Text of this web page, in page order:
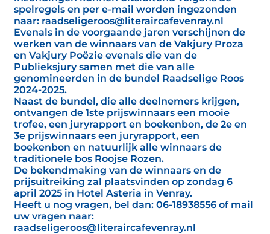
spelregels en per e-mail worden ingezonden
naar: raadseligeroos@literaircafevenray.nl
Evenals in de voorgaande jaren verschijnen de
werken van de winnaars van de Vakjury Proza
en Vakjury Poëzie evenals die van de
Publieksjury samen met die van alle
genomineerden in de bundel Raadselige Roos
2024-2025.
Naast de bundel, die alle deelnemers krijgen,
ontvangen de 1ste prijswinnaars een mooie
trofee, een juryrapport en boekenbon, de 2e en
3e prijswinnaars een juryrapport, een
boekenbon en natuurlijk alle winnaars de
traditionele bos Roojse Rozen.
De bekendmaking van de winnaars en de
prijsuitreiking zal plaatsvinden op zondag 6
april 2025 in Hotel Asteria in Venray.
Heeft u nog vragen, bel dan: 06-18938556 of mail
uw vragen naar:
raadseligeroos@literaircafevenray.nl